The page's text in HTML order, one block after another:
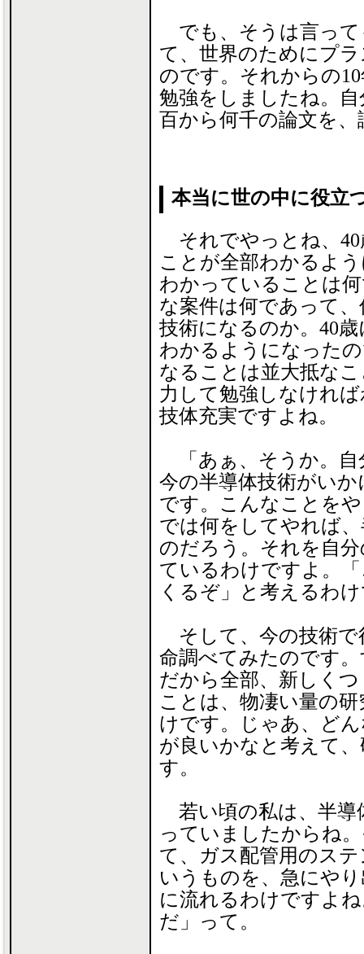
でも、そうは言って
て、世界のためにプ
のです。それからの
勉強をしましたね。
百から何千の論文を
本当に世の中に役立
それでやっとね、40
ことが全部わかるよ
わかっていることは
な案件は何であって
技術になるのか。40
わかるようになった
なることは並大抵な
力して勉強しなけれ
技体充実ですよね。
「あぁ、そうか。自
今の半導体技術がい
です。こんなことを
では何をしてやれば
のだろう。それを自
ているわけですよ。
くるぞ」と考えるわ
そして、今の技術で
命調べてみたのです
だから全部、新しく
ことは、物凄い量の
けです。じゃあ、ど
が良いかなと考えて
す。
若い頃の私は、半導
っていましたからね
て、ガス配管用のス
いうものを、急にや
に流れるわけですよ
だ」って。